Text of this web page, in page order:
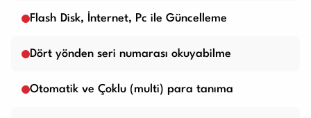
Flash Disk, İnternet, Pc ile Güncelleme
Dört yönden seri numarası okuyabilme
Otomatik ve Çoklu (multi) para tanıma